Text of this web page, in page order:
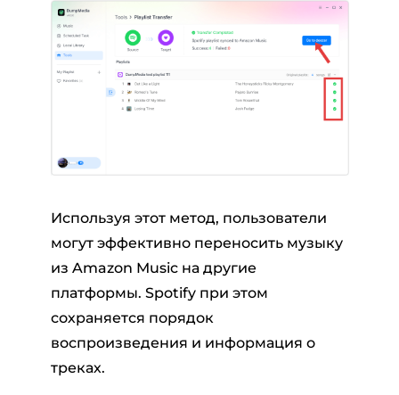
Используя этот метод, пользователи
могут эффективно переносить музыку
из Amazon Music на другие
платформы. Spotify при этом
сохраняется порядок
воспроизведения и информация о
треках.